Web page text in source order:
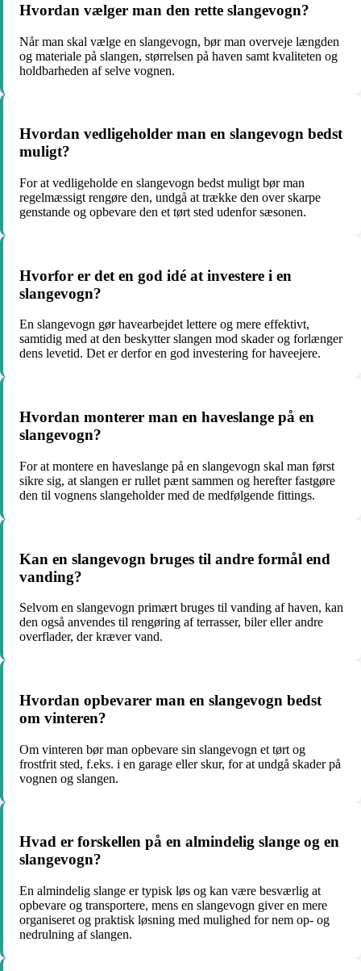
Hvordan vælger man den rette slangevogn?
Når man skal vælge en slangevogn, bør man overveje længden
og materiale på slangen, størrelsen på haven samt kvaliteten og
holdbarheden af selve vognen.
Hvordan vedligeholder man en slangevogn bedst
muligt?
For at vedligeholde en slangevogn bedst muligt bør man
regelmæssigt rengøre den, undgå at trække den over skarpe
genstande og opbevare den et tørt sted udenfor sæsonen.
Hvorfor er det en god idé at investere i en
slangevogn?
En slangevogn gør havearbejdet lettere og mere effektivt,
samtidig med at den beskytter slangen mod skader og forlænger
dens levetid. Det er derfor en god investering for haveejere.
Hvordan monterer man en haveslange på en
slangevogn?
For at montere en haveslange på en slangevogn skal man først
sikre sig, at slangen er rullet pænt sammen og herefter fastgøre
den til vognens slangeholder med de medfølgende fittings.
Kan en slangevogn bruges til andre formål end
vanding?
Selvom en slangevogn primært bruges til vanding af haven, kan
den også anvendes til rengøring af terrasser, biler eller andre
overflader, der kræver vand.
Hvordan opbevarer man en slangevogn bedst
om vinteren?
Om vinteren bør man opbevare sin slangevogn et tørt og
frostfrit sted, f.eks. i en garage eller skur, for at undgå skader på
vognen og slangen.
Hvad er forskellen på en almindelig slange og en
slangevogn?
En almindelig slange er typisk løs og kan være besværlig at
opbevare og transportere, mens en slangevogn giver en mere
organiseret og praktisk løsning med mulighed for nem op- og
nedrulning af slangen.